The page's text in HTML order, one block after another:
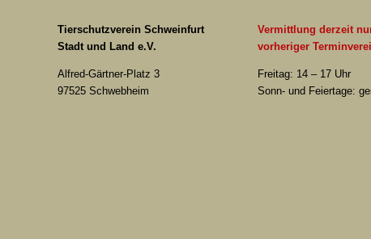
Tierschutzverein Schweinfurt
Stadt und Land e.V.
Alfred-Gärtner-Platz 3
97525 Schwebheim
Vermittlung derzeit
vorheriger
Freitag: 14 – 17 Uhr
Sonn- und Feiertage: